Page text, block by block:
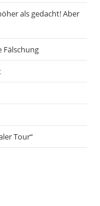
als gedacht! Aber
Fälschung
Tour“